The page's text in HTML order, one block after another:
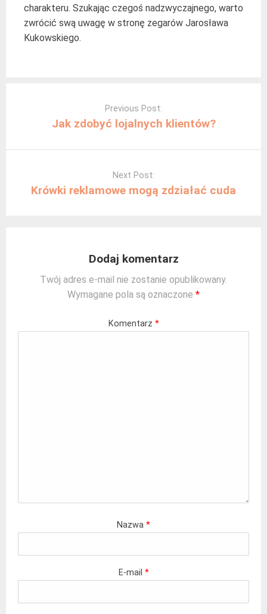
charakteru. Szukając czegoś nadzwyczajnego, warto
zwrócić swą uwagę w stronę zegarów Jarosława
Kukowskiego.
Previous Post:
Jak zdobyć lojalnych klientów?
Next Post:
Krówki reklamowe mogą zdziałać cuda
Dodaj komentarz
Twój adres e-mail nie zostanie opublikowany.
Wymagane pola są oznaczone *
Komentarz *
Nazwa *
E-mail *